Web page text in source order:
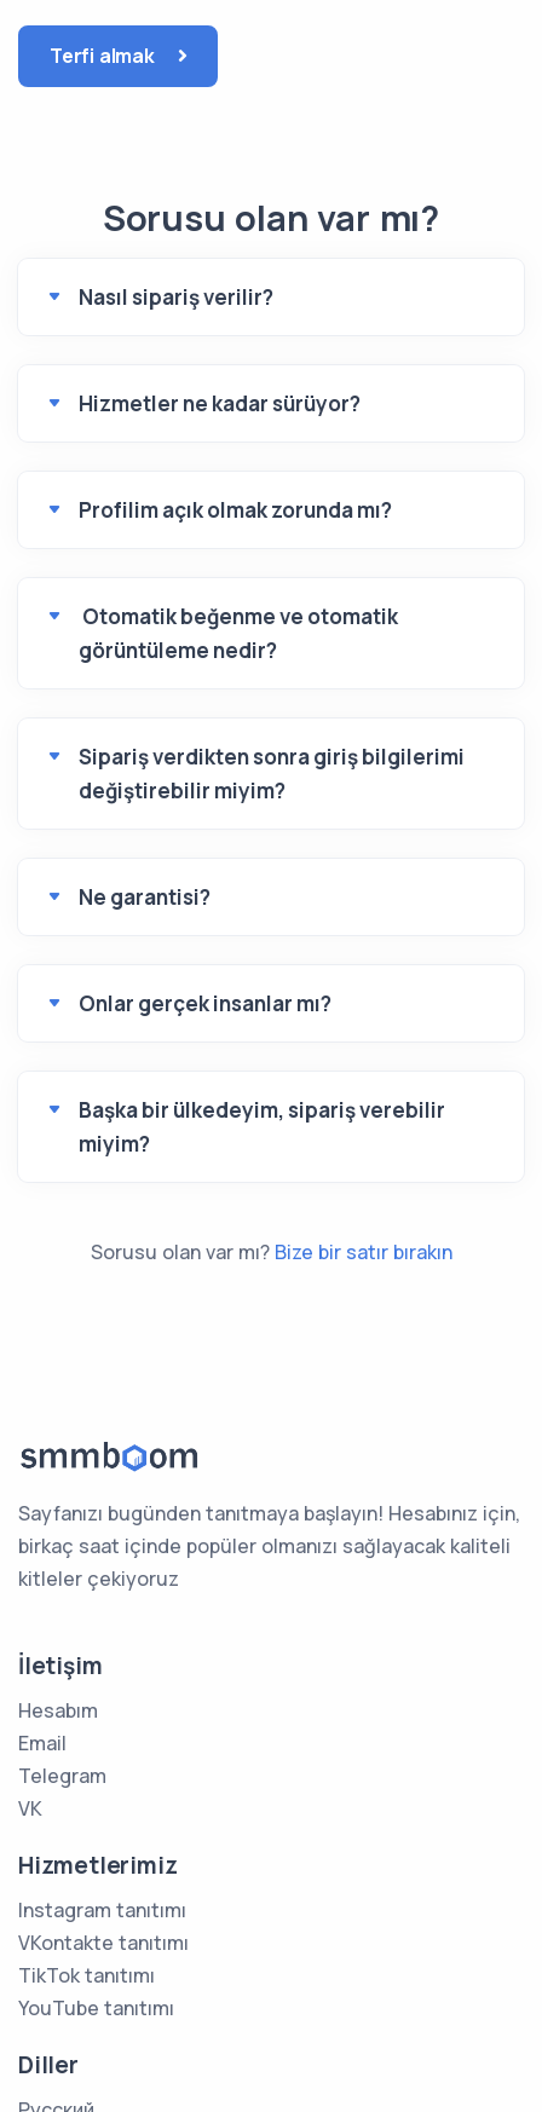
Terfi almak
Sorusu olan var mı?
Nasıl sipariş verilir?
Hizmetler ne kadar sürüyor?
Profilim açık olmak zorunda mı?
Otomatik beğenme ve otomatik
görüntüleme nedir?
Sipariş verdikten sonra giriş bilgilerimi
değiştirebilir miyim?
Ne garantisi?
Onlar gerçek insanlar mı?
Başka bir ülkedeyim, sipariş verebilir
miyim?
Sorusu olan var mı? Bize bir satır bırakın
Sayfanızı bugünden tanıtmaya başlayın! Hesabınız için,
birkaç saat içinde popüler olmanızı sağlayacak kaliteli
kitleler çekiyoruz
İletişim
Hesabım
Email
Telegram
VK
Hizmetlerimiz
Instagram tanıtımı
VKontakte tanıtımı
TikTok tanıtımı
YouTube tanıtımı
Diller